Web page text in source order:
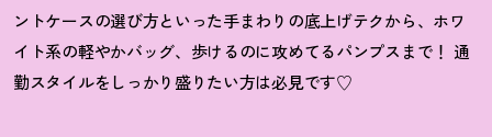
ントケースの選び方といった手まわりの底上げテクから、ホワ
イト系の軽やかバッグ、歩けるのに攻めてるパンプスまで ！ 通
勤スタイルをしっかり盛りたい方は必見です♡